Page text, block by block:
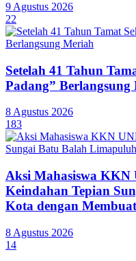
9 Agustus 2026
22
Setelah 41 Tahun
Padang” Berlangsung
8 Agustus 2026
183
Aksi Mahasiswa KKN
Keindahan Tepian
Kota dengan
8 Agustus 2026
14